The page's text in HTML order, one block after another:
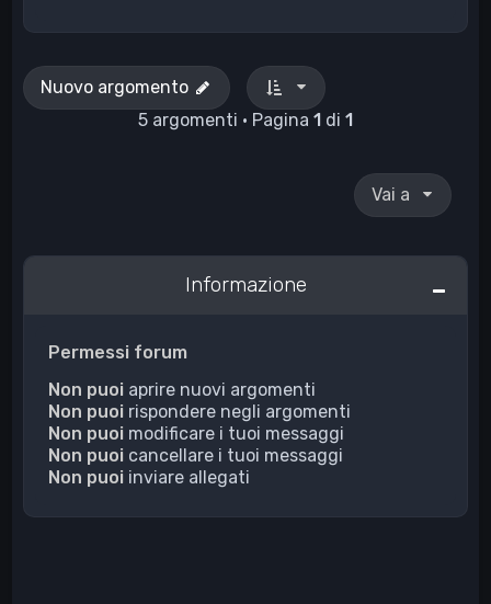
Nuovo argomento
5 argomenti • Pagina 1 di 1
Vai a
Informazione
Permessi forum
Non puoi aprire nuovi argomenti
Non puoi rispondere negli argomenti
Non puoi modificare i tuoi messaggi
Non puoi cancellare i tuoi messaggi
Non puoi inviare allegati